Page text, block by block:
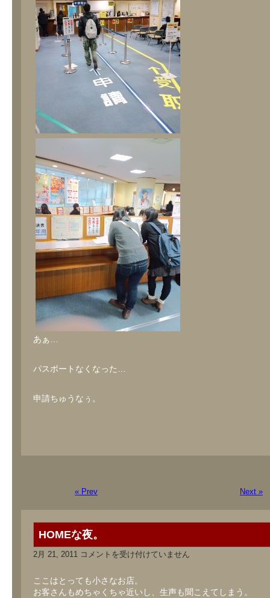
あぁ…
パスポートなくなった…
申請ちゅうなぅ。
« Prev Next »
HOMEな夜。
2月 21, 2011 HOME
は
コメントを受け付けていません
ここはとっても小さなお店。
お客さんもめちゃくちゃ近いし、生声も聞こえてしまう。